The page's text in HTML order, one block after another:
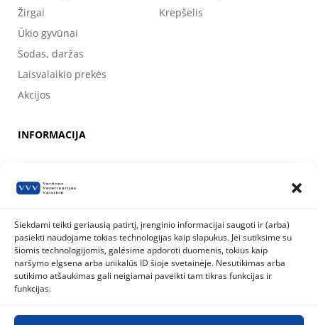
Siekdami teikti geriausią patirtį, įrenginio informacijai saugoti ir (arba)
pasiekti naudojame tokias technologijas kaip slapukus. Jei sutiksime su
šiomis technologijomis, galėsime apdoroti duomenis, tokius kaip
naršymo elgsena arba unikalūs ID šioje svetainėje. Nesutikimas arba
sutikimo atšaukimas gali neigiamai paveikti tam tikras funkcijas ir
funkcijas.
Žirgai
Ūkio gyvūnai
Sodas, daržas
Laisvalaikio prekės
Akcijos
Krepšelis
INFORMACIJA
Kontaktai
Valstybinė maisto ir veterinarijos tarnyba
Siesikų g. 19 LT-07170 Vilnius
8 800 40 403
www.vmvt.lt